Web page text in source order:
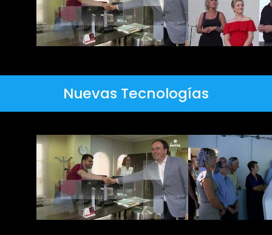
Nuevas Tecnologías